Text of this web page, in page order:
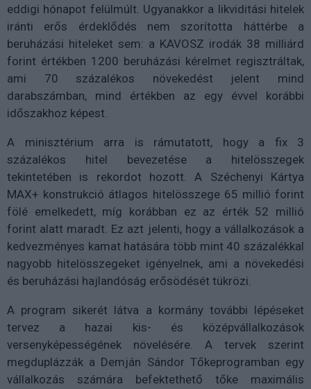
eddigi hónapot felülmúlt. Ugyanakkor a likviditási hitelek
iránti erős érdeklődés nem szorította háttérbe a
beruházási hiteleket sem: a KAVOSZ irodák 38 milliárd
forint értékben 1200 beruházási kérelmet regisztráltak,
ami 70 százalékos növekedést jelent mind
darabszámban, mind értékben az egy évvel korábbi
időszakhoz képest.
A minisztérium arra is rámutatott, hogy a fix 3
százalékos hitel bevezetése a hitelösszegek
tekintetében is rekordot hozott. A Széchenyi Kártya
MAX+ konstrukció átlagos hitelösszege 65 millió forint
fölé emelkedett, míg korábban ez az érték 52 millió
forint alatt maradt. Ez azt jelenti, hogy a vállalkozások a
kedvezményes kamat hatására több mint 40 százalékkal
nagyobb hitelösszegeket igényelnek, ami a növekedési
és beruházási hajlandóság erősödését tükrözi.
A program sikerét látva a kormány további lépéseket
tervez a hazai kis- és középvállalkozások
versenyképességének növelésére. A tervek szerint
megduplázzák a Demján Sándor Tőkeprogramban egy
vállalkozás számára befektethető tőke maximális